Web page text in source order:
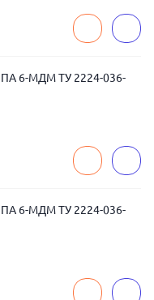
ПА 6-МДМ ТУ 2224-036-
ПА 6-МДМ ТУ 2224-036-